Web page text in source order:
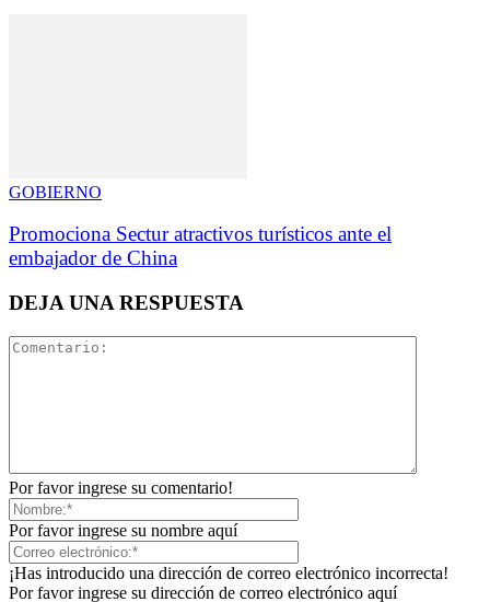
GOBIERNO
Promociona Sectur atractivos turísticos ante el
embajador de China
DEJA UNA RESPUESTA
Por favor ingrese su comentario!
Por favor ingrese su nombre aquí
¡Has introducido una dirección de correo electrónico incorrecta!
Por favor ingrese su dirección de correo electrónico aquí